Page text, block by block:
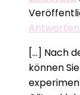
Antworten
[…] Nach
können